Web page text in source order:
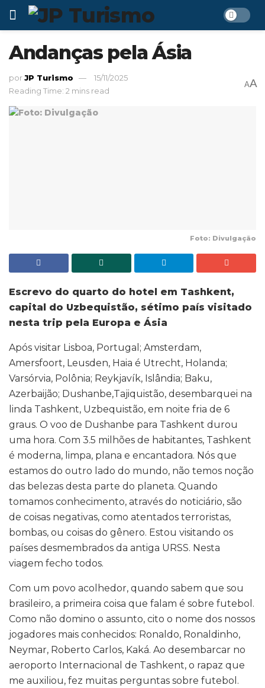
Andanças pela Ásia
porJP Turismo
15/11/2025
Reading Time: 2 mins read
AA
Foto: Divulgação
Escrevo do quarto do hotel em Tashkent,
capital do Uzbequistão, sétimo país visitado
nesta trip pela Europa e Ásia
Após visitar Lisboa, Portugal; Amsterdam,
Amersfoort, Leusden, Haia é Utrecht, Holanda;
Varsórvia, Polônia; Reykjavík, Islândia; Baku,
Azerbaijão; Dushanbe,Tajiquistão, desembarquei na
linda Tashkent, Uzbequistão, em noite fria de 6
graus. O voo de Dushanbe para Tashkent durou
uma hora. Com 3.5 milhões de habitantes, Tashkent
é moderna, limpa, plana e encantadora. Nós que
estamos do outro lado do mundo, não temos noção
das belezas desta parte do planeta. Quando
tomamos conhecimento, através do noticiário, são
de coisas negativas, como atentados terroristas,
bombas, ou coisas do gênero. Estou visitando os
países desmembrados da antiga URSS. Nesta
viagem fecho todos.
Com um povo acolhedor, quando sabem que sou
brasileiro, a primeira coisa que falam é sobre futebol.
Como não domino o assunto, cito o nome dos nossos
jogadores mais conhecidos: Ronaldo, Ronaldinho,
Neymar, Roberto Carlos, Kaká. Ao desembarcar no
aeroporto Internacional de Tashkent, o rapaz que
me auxiliou, fez muitas perguntas sobre futebol.